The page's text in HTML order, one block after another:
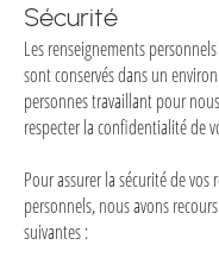
Sécurité
Les renseignements
sont conservés dans un
personnes travaillant pour
respecter la confidentialité de
Pour assurer la sécurité de vos
personnels, nous avons
suivantes :